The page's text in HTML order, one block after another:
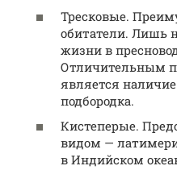
Тресковые.
обитатели. Лишь
жизни в
Отличительным
является
подбородка.
Кистеперые.
видом —
в Индийском